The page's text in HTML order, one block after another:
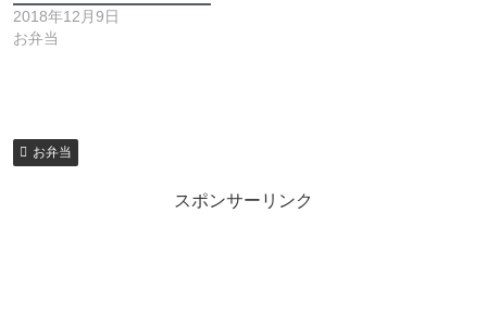
2018年12月9日
お弁当
お弁当
スポンサーリンク